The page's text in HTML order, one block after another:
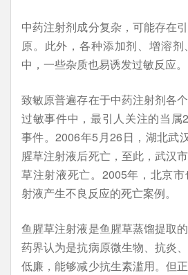
中药注射剂成分复杂，可能存在
原。此外，各种添加剂、增溶
中，一些杂质也易诱发过敏反应。
致敏原普遍存在于中药注射剂各
过敏事件中，最引人关注的当属
事件。2006年5月26日，湖北武
腥草注射液后死亡，至此，武汉
草注射液死亡。2005年，北京
射液产生不良反应的死亡案例。
鱼腥草注射液是鱼腥草蒸馏提取
药界认为是抗病原微生物、抗炎
低廉，能够减少抗生素滥用。但